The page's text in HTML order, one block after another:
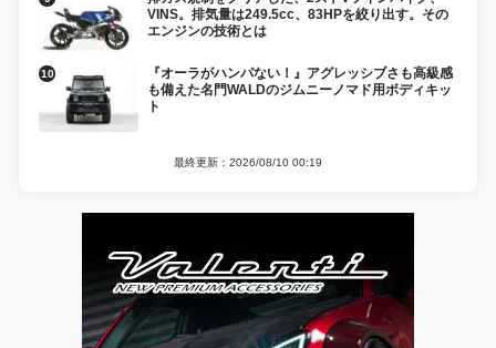
VINS。排気量は249.5cc、83HPを絞り出す。その
エンジンの技術とは
『オーラがハンパない！』アグレッシブさも高級感
も備えた名門WALDのジムニーノマド用ボディキッ
ト
最終更新：2026/08/10 00:19